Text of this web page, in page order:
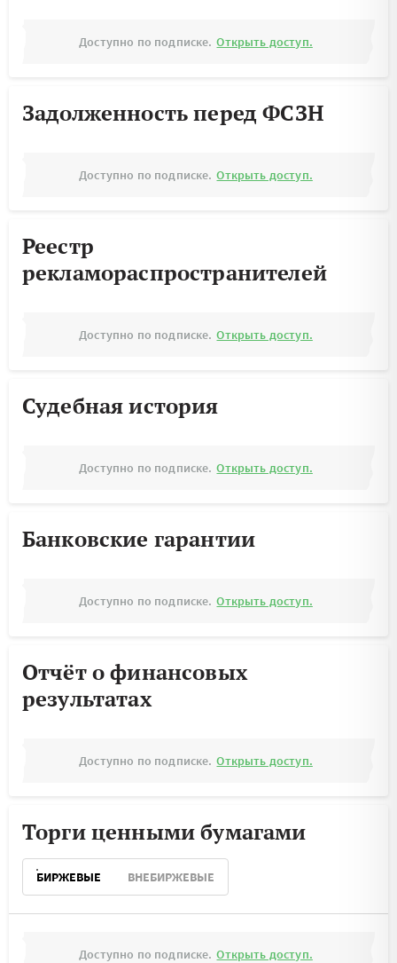
Доступно по подписке. Открыть доступ.
Задолженность перед ФСЗН
Доступно по подписке. Открыть доступ.
Реестр
рекламораспространителей
Доступно по подписке. Открыть доступ.
Судебная история
Доступно по подписке. Открыть доступ.
Банковские гарантии
Доступно по подписке. Открыть доступ.
Отчёт о финансовых
результатах
Доступно по подписке. Открыть доступ.
Торги ценными бумагами
БИРЖЕВЫЕ ВНЕБИРЖЕВЫЕ
Доступно по подписке. Открыть доступ.